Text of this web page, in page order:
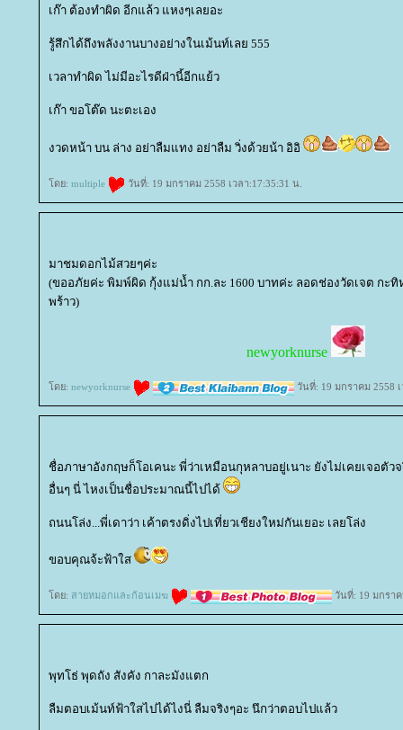
เก๊า ต้องทำผิด อีกแล้ว แหงๆเลยอะ
รู้สึกได้ถึงพลังงานบางอย่างในเม้นท์เลย 555
เวลาทำผิด ไม่มีอะไรดีฝ่านี้อีกแย้ว
เก๊า ขอโต๊ด นะตะเอง
งวดหน้า บน ล่าง อย่าลืมแทง อย่าลืม วิ่งด้วยน้า อิอิ
ดย: multiple วันที่: 19 มกราคม 2558 เวลา:17:35:31 น.
มาชมดอกไม้สวยๆค่ะ
(ขออภัยค่ะ พิมพ์ผิด กุ้งแม่น้ำ กก.ละ 1600 บาทค่ะ ลอดช่องวัดเจต กะ
พร้าว)
newyorknurse
ดย: newyorknurse วันที่: 19 มกราคม 2558
ชื่อภาษาอังกฤษก็โอเคนะ พี่ว่าเหมือนกุหลาบอยู่เนาะ ยังไม่เคยเจอตัว
อื่นๆ นี่ ไหงเป็นชื่อประมาณนี้ไปได้
ถนนโล่ง...พี่เดาว่า เค้าตรงดิ่งไปเที่ยวเชียงใหม่กันเยอะ เลยโล่ง
ขอบคุณจ้ะฟ้าใส
ดย: สายหมอกและก้อนเมฆ วันที่: 19 มกราค
พุทโธ่ พุดถัง สังคัง กาละมังแตก
ลืมตอบเม้นท์ฟ้าใสไปได้ไงนี่ ลืมจริงๆอะ นึกว่าตอบไปแล้ว